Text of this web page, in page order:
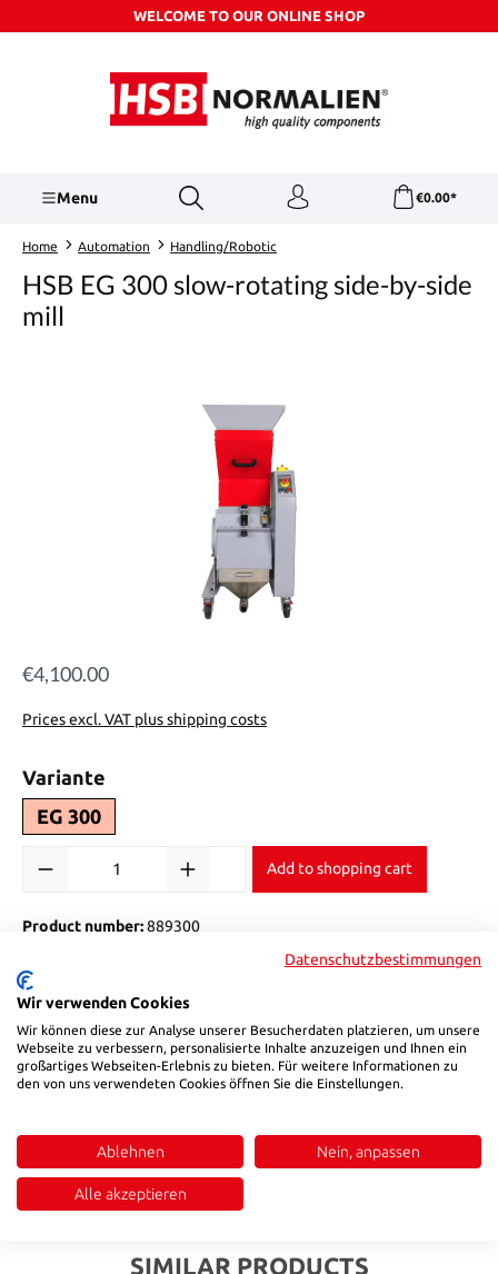
Skip to main contentWELCOME TO OUR ONLINE SHOP
Menu €0.00*
Home Automation Handling/Robotic
HSB EG 300 slow-rotating side-by-side
mill
Regular price:
€4,100.00
Prices excl. VAT plus shipping costs
Select
Variante
EG 300
Add to shopping cart
Product number:889300
Description
This slow-rotating side-by-side mill offers an efficient solution
for the gentle size reduction of sprues, scrap parts, and rejects
directly at the production machine. Thanks to its low rotational
even in sensitive production environments. T…
More
Reviews
SIMILAR PRODUCTS
Datenschutzbestimmungen
Wir verwenden Cookies
Wir können diese zur Analyse unserer Besucherdaten platzieren, um unsere
Webseite zu verbessern, personalisierte Inhalte anzuzeigen und Ihnen ein
großartiges Webseiten-Erlebnis zu bieten. Für weitere Informationen zu
den von uns verwendeten Cookies öffnen Sie die Einstellungen.
Ablehnen Nein, anpassen
Alle akzeptieren